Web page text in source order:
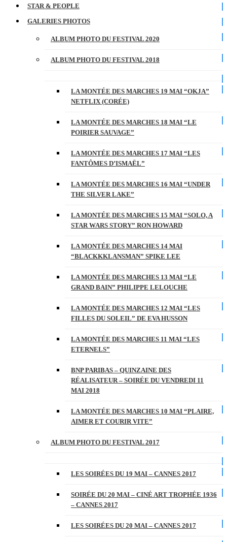
STAR & PEOPLE
GALERIES PHOTOS
ALBUM PHOTO DU FESTIVAL 2020
ALBUM PHOTO DU FESTIVAL 2018
LA MONTÉE DES MARCHES 19 MAI “OKJA”
NETFLIX (CORÉE)
LA MONTÉE DES MARCHES 18 MAI “LE
POIRIER SAUVAGE”
LA MONTÉE DES MARCHES 17 MAI “LES
FANTÔMES D’ISMAËL”
LA MONTÉE DES MARCHES 16 MAI “UNDER
THE SILVER LAKE”
LA MONTÉE DES MARCHES 15 MAI “SOLO, A
STAR WARS STORY” RON HOWARD
LA MONTÉE DES MARCHES 14 MAI
“BLACKKKLANSMAN” SPIKE LEE
LA MONTÉE DES MARCHES 13 MAI “LE
GRAND BAIN” PHILIPPE LELOUCHE
LA MONTÉE DES MARCHES 12 MAI “LES
FILLES DU SOLEIL” DE EVA HUSSON
LA MONTÉE DES MARCHES 11 MAI “LES
ETERNELS”
BNP PARIBAS – QUINZAINE DES
RÉALISATEUR – SOIRÉE DU VENDREDI 11
MAI 2018
LA MONTÉE DES MARCHES 10 MAI “PLAIRE,
AIMER ET COURIR VITE”
ALBUM PHOTO DU FESTIVAL 2017
LES SOIRÉES DU 19 MAI – CANNES 2017
SOIRÉE DU 20 MAI – CINÉ ART TROPHÉE 1936
– CANNES 2017
LES SOIRÉES DU 20 MAI – CANNES 2017